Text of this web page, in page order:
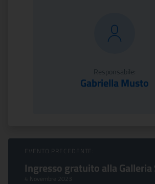
Responsabile:
Gabriella Musto
Sfoglia Eventi
EVENTO PRECEDENTE:
Ingresso gratuito alla Galleria
4 Novembre 2023